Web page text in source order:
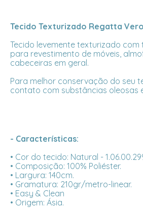
Tecido Texturizado Regatta
Tecido levemente texturizado com
para revestimento de móveis,
cabeceiras em geral.
Para melhor conservação do seu
contato com substâncias oleosas
- Características:
• Cor do tecido: Natural -
• Composição: 100% Poliéster.
• Largura: 140cm.
• Gramatura: 210gr/metro-linear.
• Easy & Clean
• Origem: Ásia.